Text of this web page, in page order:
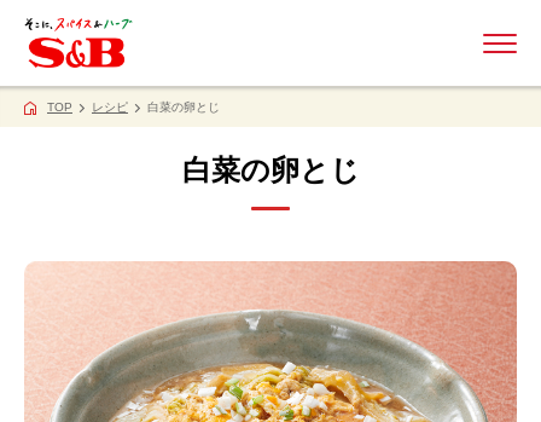
TOP レシピ 白菜の卵とじ
白菜の卵とじ